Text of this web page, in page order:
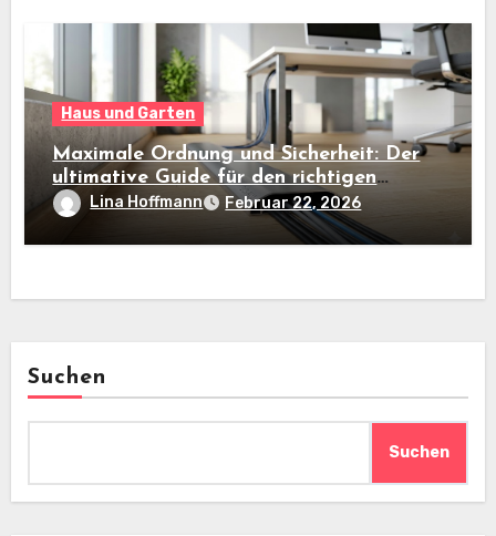
Haus und Garten
Maximale Ordnung und Sicherheit: Der
ultimative Guide für den richtigen
Kabelkanal am Boden
Lina Hoffmann Februar 22, 2026
Suchen
Suchen